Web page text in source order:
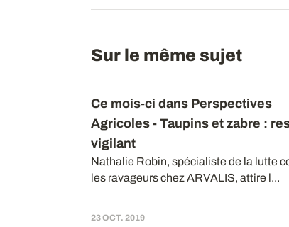
Sur le même sujet
Ce mois-ci dans Perspectives
Agricoles - Taupins et zabre :
vigilant
Nathalie Robin, spécialiste de la lutte
les ravageurs chez ARVALIS, attire l...
23 OCT. 2019